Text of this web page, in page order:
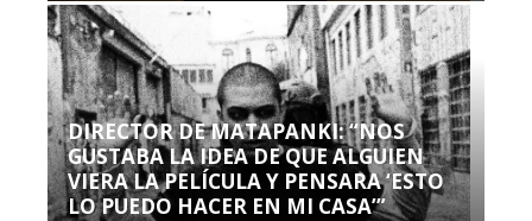
DIRECTOR DE MATAPANKI: “NOS
GUSTABA LA IDEA DE QUE ALGUIEN
VIERA LA PELÍCULA Y PENSARA ‘ESTO
LO PUEDO HACER EN MI CASA’”